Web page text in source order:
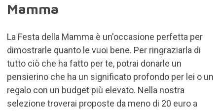
Mamma
La Festa della Mamma è un'occasione perfetta per
dimostrarle quanto le vuoi bene. Per ringraziarla di
tutto ciò che ha fatto per te, potrai donarle un
pensierino che ha un significato profondo per lei o un
regalo con un budget più elevato. Nella nostra
selezione troverai proposte da meno di 20 euro a